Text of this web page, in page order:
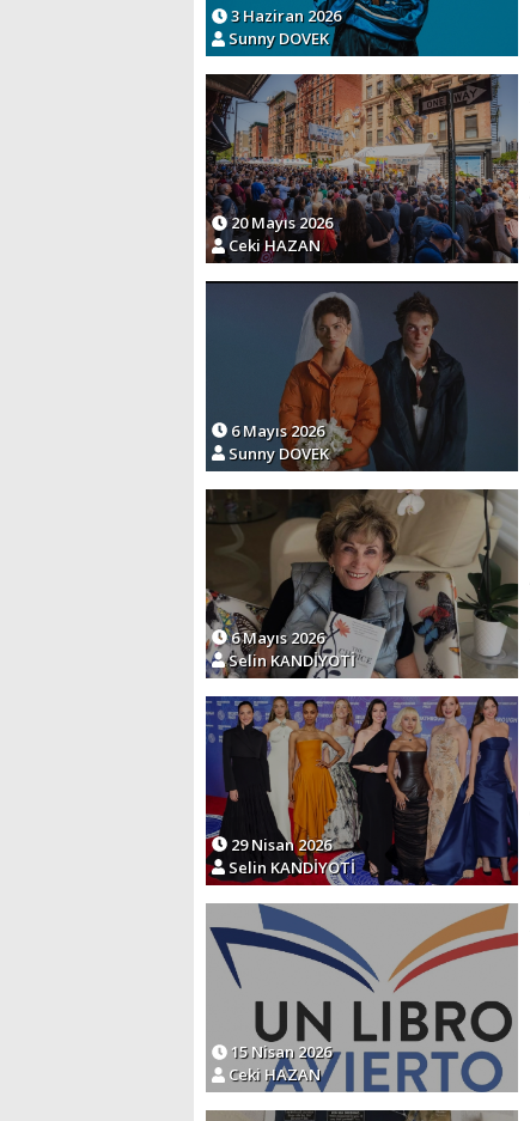
3 Haziran 2026
Sunny DOVEK
20 Mayıs 2026
Ceki HAZAN
6 Mayıs 2026
Sunny DOVEK
6 Mayıs 2026
Selin KANDİYOTİ
29 Nisan 2026
Selin KANDİYOTİ
15 Nisan 2026
Ceki HAZAN